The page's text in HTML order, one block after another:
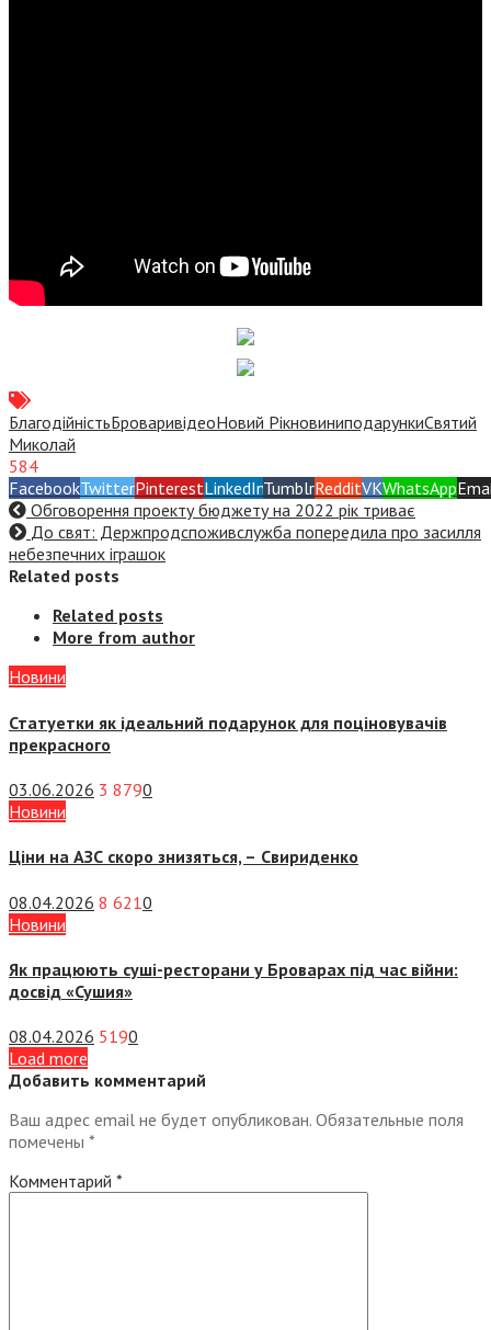
БлагодійністьБроваривідеоНовий РікновиниподарункиСвятий
Миколай
584
FacebookTwitterPinterestLinkedInTumblrRedditVKWhatsApp
Обговорення проекту бюджету на 2022 рік триває
До свят: Держпродспоживслужба попередила про засилля
небезпечних іграшок
Related posts
Related posts
More from author
Новини
Статуетки як ідеальний подарунок для поціновувачів
прекрасного
03.06.2026 3 8790
Новини
Ціни на АЗС скоро знизяться, – Свириденко
08.04.2026 8 6210
Новини
Як працюють суші-ресторани у Броварах під час війни:
досвід «Сушия»
08.04.2026 5190
Load more
Добавить комментарий
Ваш адрес email не будет опубликован. Обязательные поля
помечены *
Комментарий *